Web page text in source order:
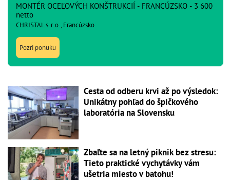
MONTÉR OCEĽOVÝCH KONŠTRUKCIÍ - FRANCÚZSKO - 3 600
netto
CHRISTAL s. r. o., Francúzsko
Pozri ponuku
Cesta od odberu krvi až po výsledok:
Unikátny pohľad do špičkového
laboratória na Slovensku
Zbaľte sa na letný piknik bez stresu:
Tieto praktické vychytávky vám
ušetria miesto v batohu!